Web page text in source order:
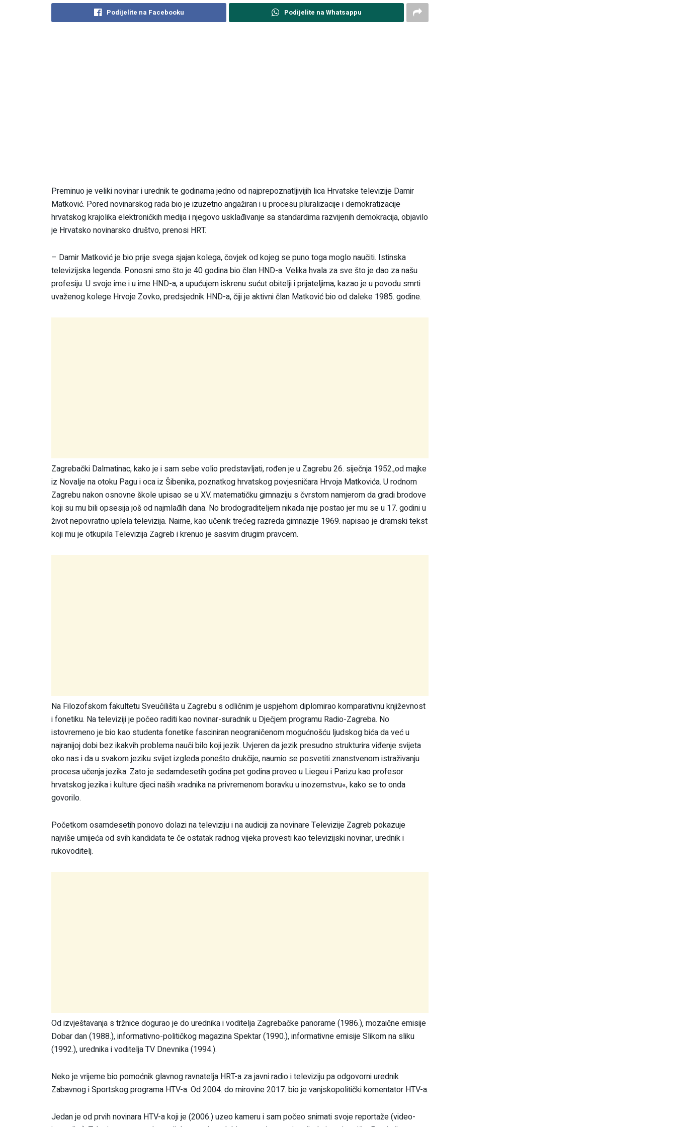
Podijelite na Facebooku Podijelite na Whatsappu
Preminuo je veliki novinar i urednik te godinama jedno od najprepoznatljivijih lica Hrvatske televizije Damir
Matković. Pored novinarskog rada bio je izuzetno angažiran i u procesu pluralizacije i demokratizacije
hrvatskog krajolika elektroničkih medija i njegovo usklađivanje sa standardima razvijenih demokracija, objavilo
je Hrvatsko novinarsko društvo, prenosi HRT.
– Damir Matković je bio prije svega sjajan kolega, čovjek od kojeg se puno toga moglo naučiti. Istinska
televizijska legenda. Ponosni smo što je 40 godina bio član HND-a. Velika hvala za sve što je dao za našu
profesiju. U svoje ime i u ime HND-a, a upućujem iskrenu sućut obitelji i prijateljima, kazao je u povodu smrti
uvaženog kolege Hrvoje Zovko, predsjednik HND-a, čiji je aktivni član Matković bio od daleke 1985. godine.
Zagrebački Dalmatinac, kako je i sam sebe volio predstavljati, rođen je u Zagrebu 26. siječnja 1952.,od majke
iz Novalje na otoku Pagu i oca iz Šibenika, poznatkog hrvatskog povjesničara Hrvoja Matkovića. U rodnom
Zagrebu nakon osnovne škole upisao se u XV. matematičku gimnaziju s čvrstom namjerom da gradi brodove
koji su mu bili opsesija još od najmlađih dana. No brodograditeljem nikada nije postao jer mu se u 17. godini u
život nepovratno uplela televizija. Naime, kao učenik trećeg razreda gimnazije 1969. napisao je dramski tekst
koji mu je otkupila Televizija Zagreb i krenuo je sasvim drugim pravcem.
Na Filozofskom fakultetu Sveučilišta u Zagrebu s odličnim je uspjehom diplomirao komparativnu književnost
i fonetiku. Na televiziji je počeo raditi kao novinar-suradnik u Dječjem programu Radio-Zagreba. No
istovremeno je bio kao studenta fonetike fasciniran neograničenom mogućnošću ljudskog bića da već u
najranijoj dobi bez ikakvih problema nauči bilo koji jezik. Uvjeren da jezik presudno strukturira viđenje svijeta
oko nas i da u svakom jeziku svijet izgleda ponešto drukčije, naumio se posvetiti znanstvenom istraživanju
procesa učenja jezika. Zato je sedamdesetih godina pet godina proveo u Liegeu i Parizu kao profesor
hrvatskog jezika i kulture djeci naših »radnika na privremenom boravku u inozemstvu«, kako se to onda
govorilo.
Početkom osamdesetih ponovo dolazi na televiziju i na audiciji za novinare Televizije Zagreb pokazuje
najviše umijeća od svih kandidata te če ostatak radnog vijeka provesti kao televizijski novinar, urednik i
rukovoditelj.
Od izvještavanja s tržnice dogurao je do urednika i voditelja Zagrebačke panorame (1986.), mozaične emisije
Dobar dan (1988.), informativno-političkog magazina Spektar (1990.), informativne emisije Slikom na sliku
(1992.), urednika i voditelja TV Dnevnika (1994.).
Neko je vrijeme bio pomoćnik glavnog ravnatelja HRT-a za javni radio i televiziju pa odgovorni urednik
Zabavnog i Sportskog programa HTV-a. Od 2004. do mirovine 2017. bio je vanjskopolitički komentator HTV-a.
Jedan je od prvih novinara HTV-a koji je (2006.) uzeo kameru i sam počeo snimati svoje reportaže (video-